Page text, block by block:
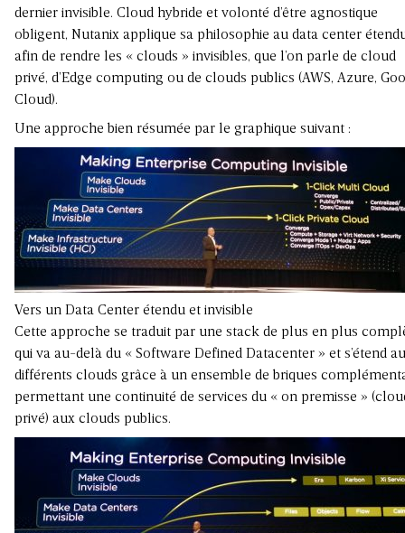
dernier invisible. Cloud hybride et volonté d’être agnostique
obligent, Nutanix applique sa philosophie au data center
afin de rendre les « clouds » invisibles, que l’on parle de cloud
privé, d’Edge computing ou de clouds publics (AWS, Azure,
Cloud).
Une approche bien résumée par le graphique suivant :
Vers un Data Center étendu et invisible
Cette approche se traduit par une stack de plus en plus
qui va au-delà du « Software Defined Datacenter » et s’étend
différents clouds grâce à un ensemble de briques
permettant une continuité de services du « on premisse »
privé) aux clouds publics.